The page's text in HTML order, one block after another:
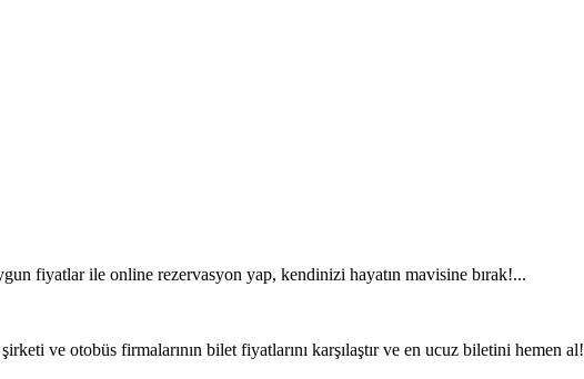
fiyatlar ile online rezervasyon yap, kendinizi hayatın mavisine bırak!...
ve otobüs firmalarının bilet fiyatlarını karşılaştır ve en ucuz biletini hemen al!